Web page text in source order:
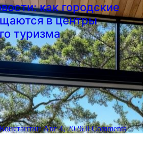
как городские
в центры
туризма
КонстантинАвг 4, 2026 0 Comments